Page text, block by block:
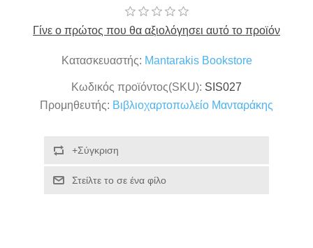
Γίνε ο πρώτος που θα αξιολόγησει αυτό το προϊόν
Κατασκευαστής: Mantarakis Bookstore
Κωδικός προϊόντος(SKU): SIS027
Προμηθευτής: Βιβλιοχαρτοπωλείο Μανταράκης